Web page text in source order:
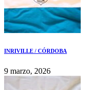
INRIVILLE / CÓRDOBA
9 marzo, 2026